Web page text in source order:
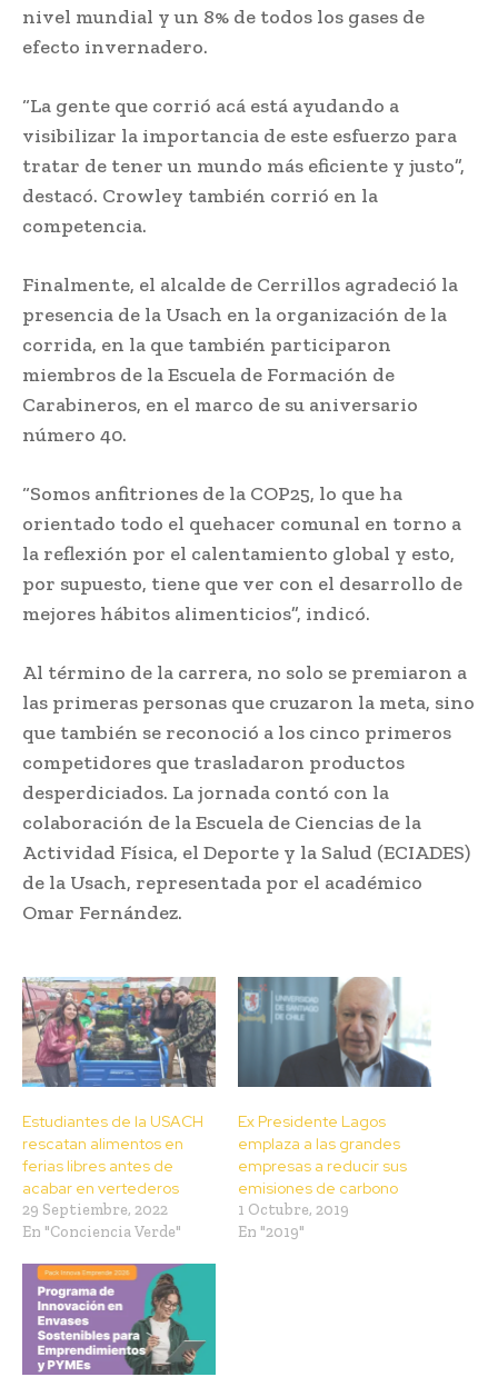
nivel mundial y un 8% de todos los gases de
efecto invernadero.
“La gente que corrió acá está ayudando a
visibilizar la importancia de este esfuerzo para
tratar de tener un mundo más eficiente y justo”,
destacó. Crowley también corrió en la
competencia.
Finalmente, el alcalde de Cerrillos agradeció la
presencia de la Usach en la organización de la
corrida, en la que también participaron
miembros de la Escuela de Formación de
Carabineros, en el marco de su aniversario
número 40.
“Somos anfitriones de la COP25, lo que ha
orientado todo el quehacer comunal en torno a
la reflexión por el calentamiento global y esto,
por supuesto, tiene que ver con el desarrollo de
mejores hábitos alimenticios”, indicó.
Al término de la carrera, no solo se premiaron a
las primeras personas que cruzaron la meta, sino
que también se reconoció a los cinco primeros
competidores que trasladaron productos
desperdiciados. La jornada contó con la
colaboración de la Escuela de Ciencias de la
Actividad Física, el Deporte y la Salud (ECIADES)
de la Usach, representada por el académico
Omar Fernández.
Estudiantes de la USACH
rescatan alimentos en
ferias libres antes de
acabar en vertederos
29 Septiembre, 2022
En "Conciencia Verde"
Ex Presidente Lagos
emplaza a las grandes
empresas a reducir sus
emisiones de carbono
1 Octubre, 2019
En "2019"